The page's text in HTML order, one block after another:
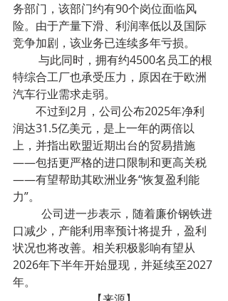
务部门，该部门约有90个岗位面临风
险。由于产量下滑、利润率低以及国际
竞争加剧，该业务已连续多年亏损。
特综合工厂也承受压力，原因在于欧洲
汽车行业需求走弱。
润达31.5亿美元，是上一年的两倍以
上，并指出欧盟近期出台的贸易措施
——包括更严格的进口限制和更高关税
——有望帮助其欧洲业务“恢复盈利能
力”。
口减少，产能利用率预计将提升，盈利
状况也将改善。相关积极影响有望从
2026年下半年开始显现，并延续至2027
年。